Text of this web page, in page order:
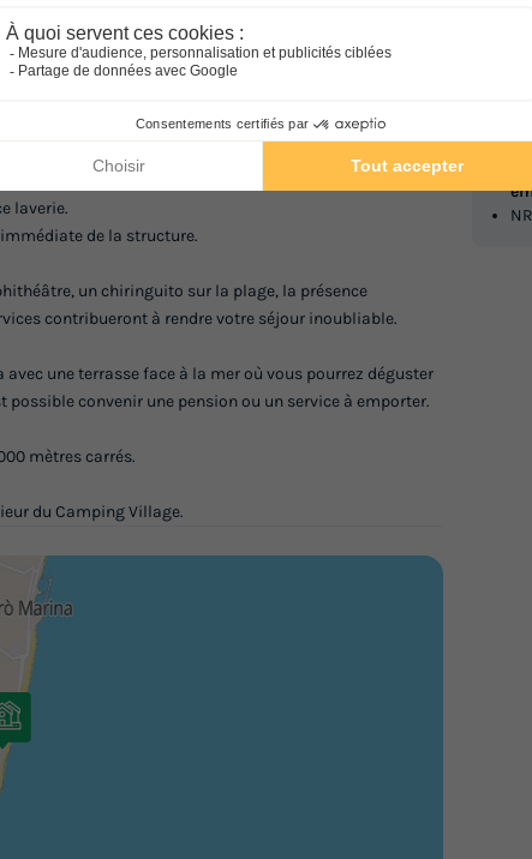
Calme
méditerranéen et de plage de sable blanc, sur la côte
de jeux pour les plus petits ; une table de Ping Pong, un
laverie.
de la structure.
un chiringuito sur la plage, la présence
contribueront à rendre votre séjour inoubliable.
une terrasse face à la mer où vous pourrez déguster
convenir une pension ou un service à emporter.
mètres carrés.
du Camping Village.